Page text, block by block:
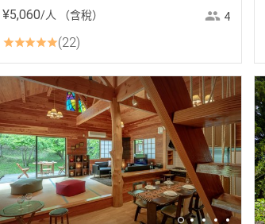
作為旅行的據點或是遠程工作度假
¥5,060/人 （含稅） 4
22